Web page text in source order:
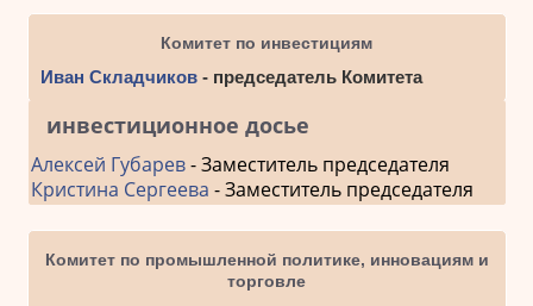
Комитет по инвестициям
Иван Складчиков- председатель Комитета
инвестиционное досье
Алексей Губарев- Заместитель председателя
Кристина Сергеева - Заместитель председателя
Комитет по промышленной политике, инновациям и
торговле